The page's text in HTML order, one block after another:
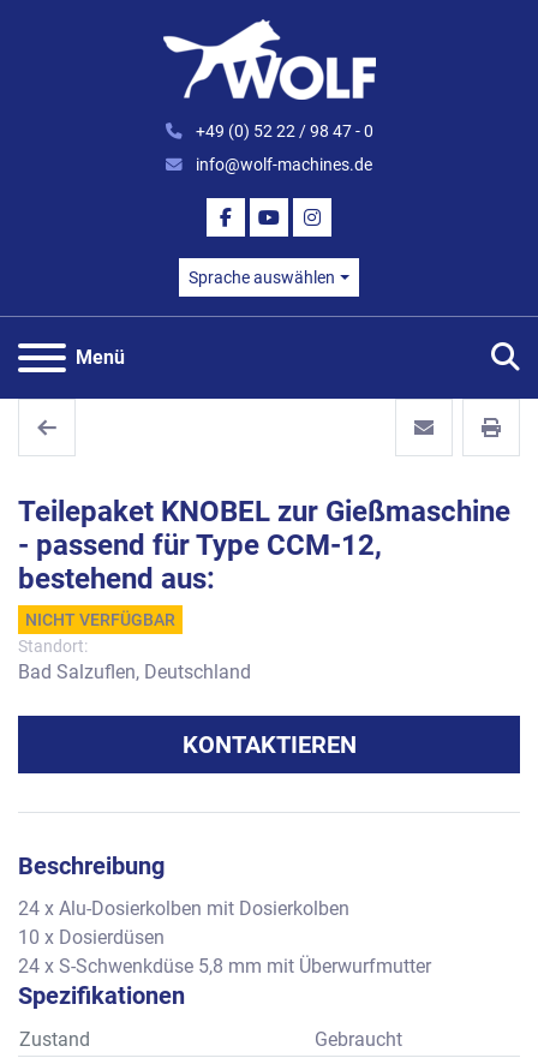
+49 (0) 52 22 / 98 47 - 0
info@wolf-machines.de
FACEBOOK
YOUTUBEINSTAGRAM
Sprache auswählen
Menü
Teilepaket KNOBEL zur Gießmaschine
- passend für Type CCM-12,
bestehend aus:
NICHT VERFÜGBAR
Standort:
Bad Salzuflen, Deutschland
KONTAKTIEREN
Beschreibung
24 x Alu-Dosierkolben mit Dosierkolben
10 x Dosierdüsen
24 x S-Schwenkdüse 5,8 mm mit Überwurfmutter
Spezifikationen
Zustand
Gebraucht